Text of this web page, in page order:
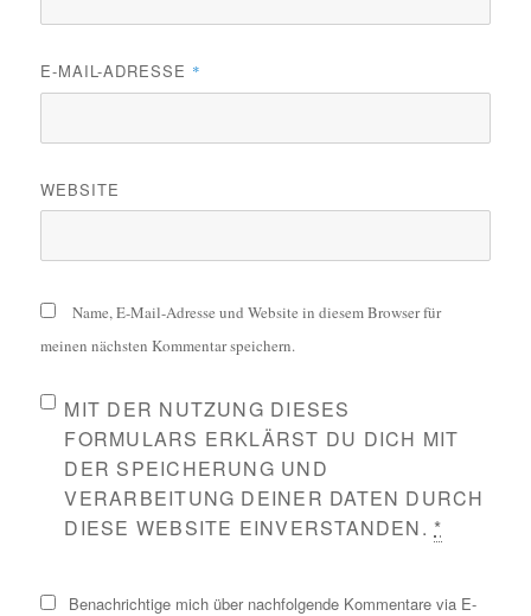
E-MAIL-ADRESSE *
WEBSITE
Name, E-Mail-Adresse und Website in diesem Browser für
meinen nächsten Kommentar speichern.
MIT DER NUTZUNG DIESES
FORMULARS ERKLÄRST DU DICH MIT
DER SPEICHERUNG UND
VERARBEITUNG DEINER DATEN DURCH
DIESE WEBSITE EINVERSTANDEN. *
Benachrichtige mich über nachfolgende Kommentare via E-